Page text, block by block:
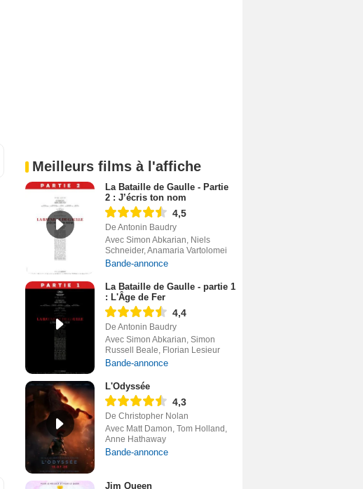
Meilleurs films à l'affiche
La Bataille de Gaulle - Partie
2 : J’écris ton nom
4,5
De Antonin Baudry
Avec Simon Abkarian, Niels
Schneider, Anamaria Vartolomei
Bande-annonce
La Bataille de Gaulle - partie 1
: L'Âge de Fer
4,4
De Antonin Baudry
Avec Simon Abkarian, Simon
Russell Beale, Florian Lesieur
Bande-annonce
L'Odyssée
4,3
De Christopher Nolan
Avec Matt Damon, Tom Holland,
Anne Hathaway
Bande-annonce
Jim Queen